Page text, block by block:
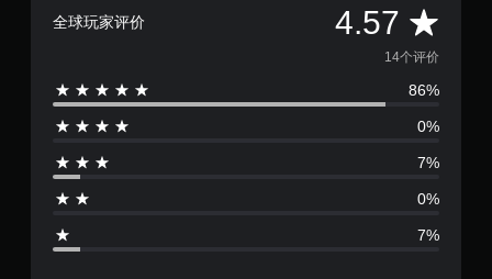
全球玩家评价 4.57 平
均
评
价
14个评价
86%
0%
7%
0%
7%